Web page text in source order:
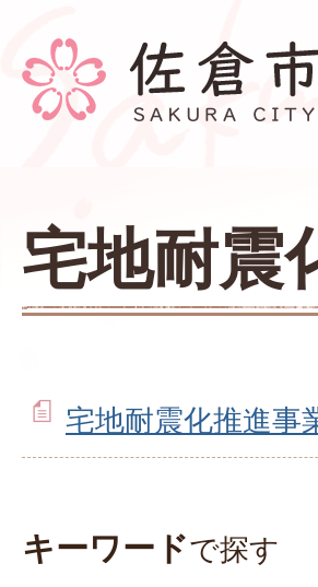
宅地耐震
宅地耐震化推進事
キーワードで探す